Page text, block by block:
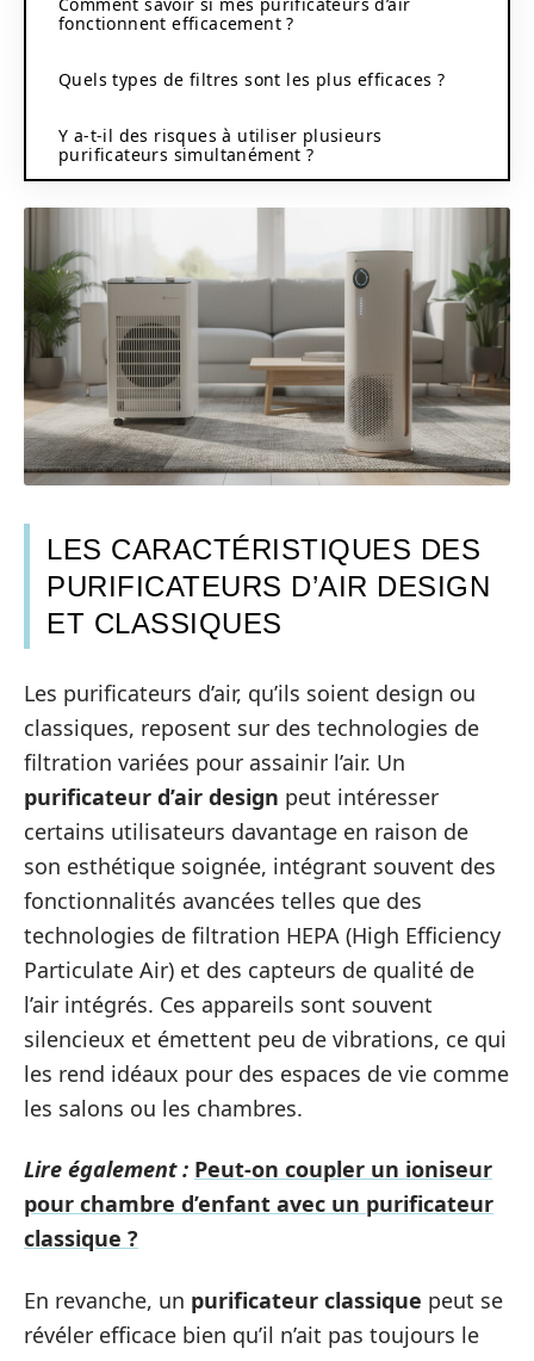
fonctionnent efficacement ?
Quels types de filtres sont les plus efficaces ?
Y a-t-il des risques à utiliser plusieurs
purificateurs simultanément ?
LES CARACTÉRISTIQUES DES
PURIFICATEURS D’AIR DESIGN
ET CLASSIQUES
Les purificateurs d’air, qu’ils soient design ou
classiques, reposent sur des technologies de
filtration variées pour assainir l’air. Un
purificateur d’air design peut intéresser
certains utilisateurs davantage en raison de
son esthétique soignée, intégrant souvent des
fonctionnalités avancées telles que des
technologies de filtration HEPA (High Efficiency
Particulate Air) et des capteurs de qualité de
l’air intégrés. Ces appareils sont souvent
silencieux et émettent peu de vibrations, ce qui
les rend idéaux pour des espaces de vie comme
les salons ou les chambres.
Lire également : Peut-on coupler un ioniseur
pour chambre d’enfant avec un purificateur
classique ?
En revanche, un purificateur classique peut se
révéler efficace bien qu’il n’ait pas toujours le